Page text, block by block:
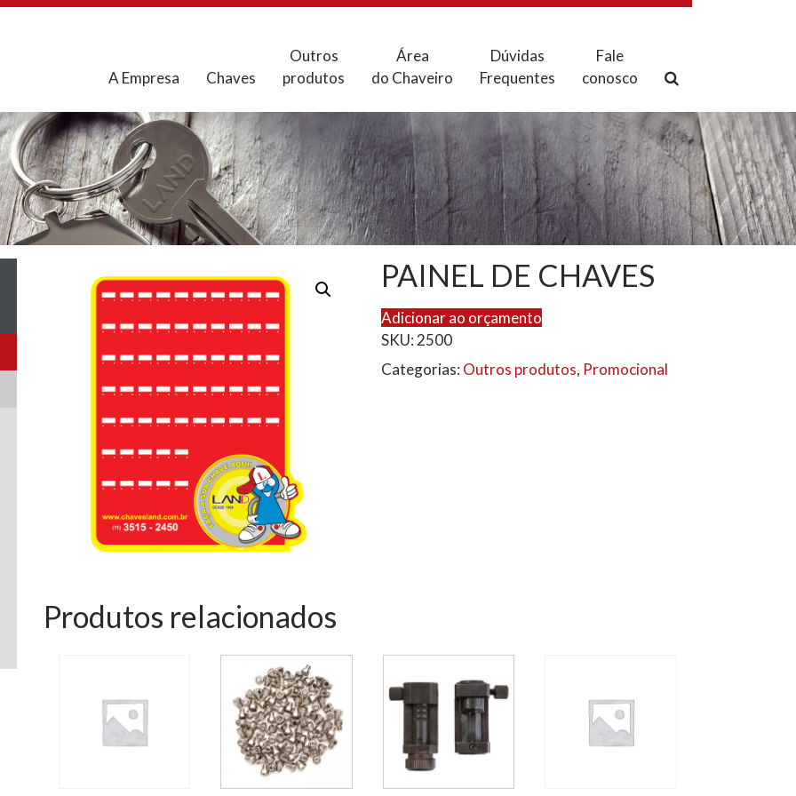
A Empresa Chaves
Outros
produtos
Área
do Chaveiro
Dúvidas
Frequentes
Fale
conosco
PAINEL DE CHAVES
Adicionar ao orçamento
SKU: 2500
Categorias: Outros produtos, Promocional
Produtos relacionados